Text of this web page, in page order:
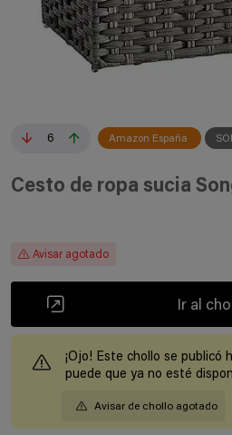
6 Amazon España
Cesto de ropa sucia
Avisar agotado
Ir al
¡Ojo! Este chollo se publicó
puede que ya no esté
Avisar de chollo agotado